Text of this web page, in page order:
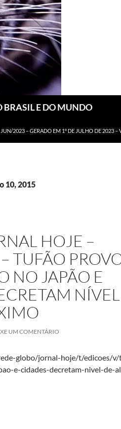
BRASIL E DO MUNDO
2023 – GERADO EM 1º DE JULHO DE 2023
10, 2015
HOJE –
TUFÃO
NO JAPÃO E
UM COMENTÁRIO
globo/jornal-hoje/t/edicoes/
e-cidades-decretam-nivel-de-